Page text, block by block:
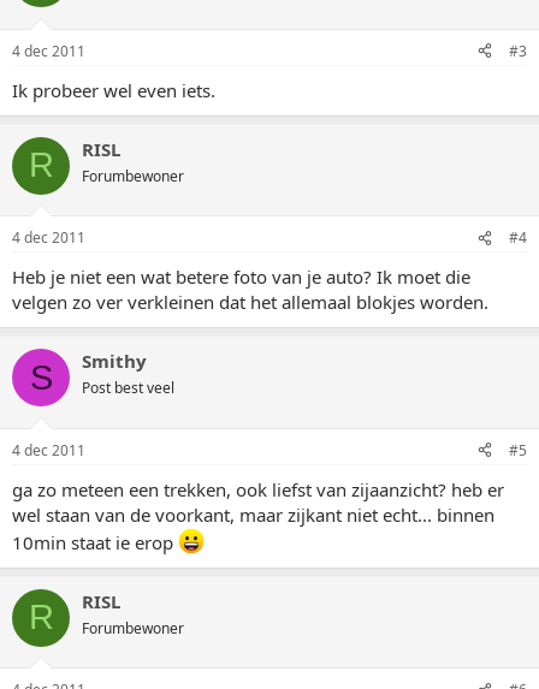
4 dec 2011 #3
Ik probeer wel even iets.
R RISL
Forumbewoner
4 dec 2011 #4
Heb je niet een wat betere foto van je auto? Ik moet die
velgen zo ver verkleinen dat het allemaal blokjes worden.
S Smithy
Post best veel
4 dec 2011 #5
ga zo meteen een trekken, ook liefst van zijaanzicht? heb er
wel staan van de voorkant, maar zijkant niet echt... binnen
10min staat ie erop
R RISL
Forumbewoner